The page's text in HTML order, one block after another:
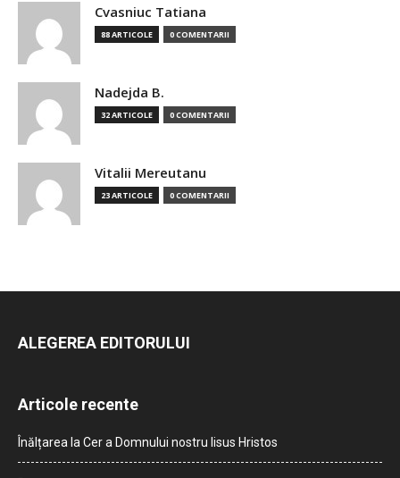
Cvasniuc Tatiana
88 ARTICOLE 0 COMENTARII
Nadejda B.
32 ARTICOLE 0 COMENTARII
Vitalii Mereutanu
23 ARTICOLE 0 COMENTARII
ALEGEREA EDITORULUI
Articole recente
Înălțarea la Cer a Domnului nostru Iisus Hristos